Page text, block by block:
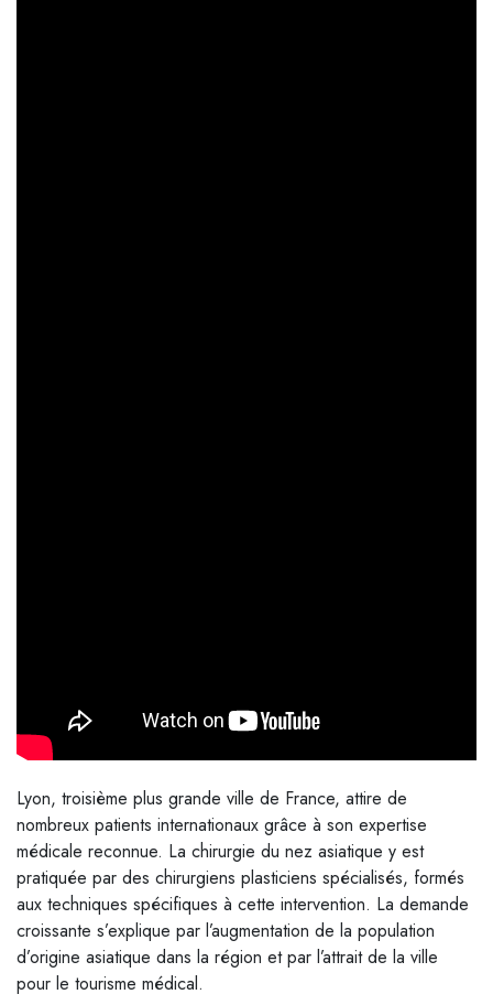
Lyon, troisième plus grande ville de France, attire de
nombreux patients internationaux grâce à son expertise
médicale reconnue. La chirurgie du nez asiatique y est
pratiquée par des chirurgiens plasticiens spécialisés, formés
aux techniques spécifiques à cette intervention. La demande
croissante s’explique par l’augmentation de la population
d’origine asiatique dans la région et par l’attrait de la ville
pour le tourisme médical.